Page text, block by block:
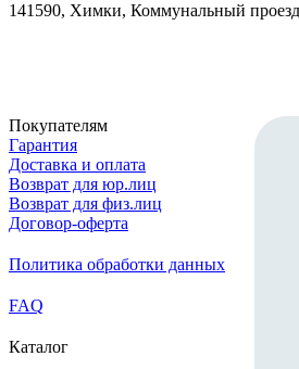
141590, Химки, Коммунальный
Покупателям
Гарантия
Доставка и оплата
Возврат для юр.лиц
Возврат для физ.лиц
Договор-оферта
Политика обработки данных
FAQ
Каталог